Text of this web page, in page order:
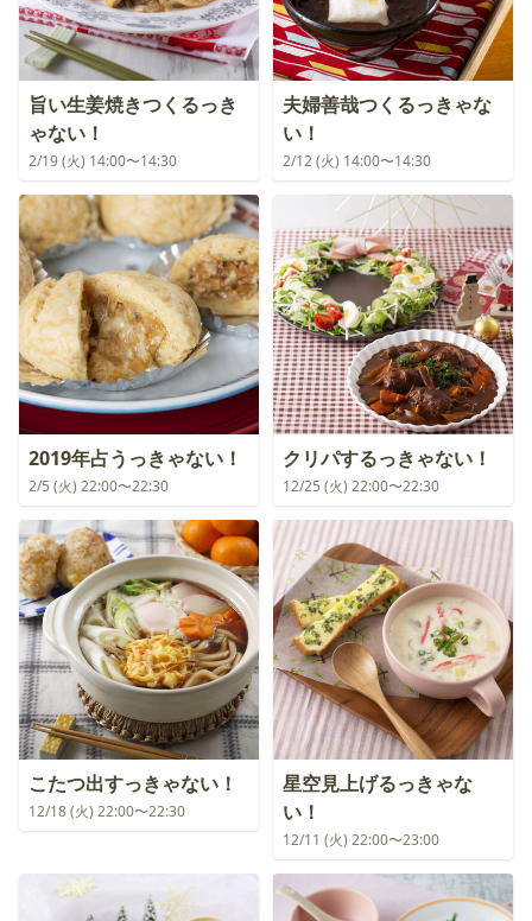
旨い生姜焼きつくるっき
ゃない！
2/19 (火) 14:00〜14:30
夫婦善哉つくるっきゃな
い！
2/12 (火) 14:00〜14:30
2019年占うっきゃない！
2/5 (火) 22:00〜22:30
クリパするっきゃない！
12/25 (火) 22:00〜22:30
こたつ出すっきゃない！
12/18 (火) 22:00〜22:30
星空見上げるっきゃな
い！
12/11 (火) 22:00〜23:00